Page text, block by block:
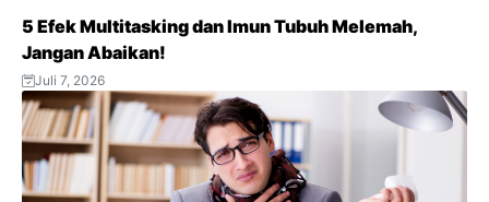
5 Efek Multitasking dan Imun Tubuh Melemah,
Jangan Abaikan!
Juli 7, 2026